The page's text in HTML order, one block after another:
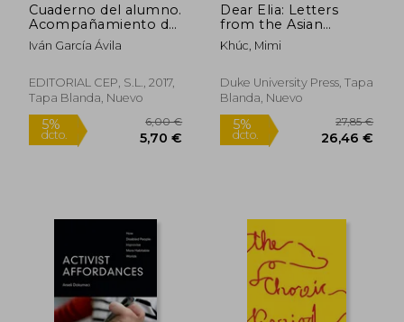
dcto. 103,90 €
5%
dcto.
Cuaderno del alumno.
Acompañamiento de
personas con
discapacidad en
programadas
(MF1449_3).
profesionalidad.
Promoción e ... con
Iván García Ávila
EDITORIAL CEP, S.L., 2017,
Tapa Blanda, Nuevo
Dear Elia: Letters
from the Asian
American Abyss (en
Inglés)
Khúc, Mimi
Duke University Press, Tapa
Blanda, Nuevo